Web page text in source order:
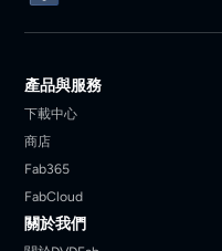
產品與服務
下載中心
商店
Fab365
FabCloud
關於我們